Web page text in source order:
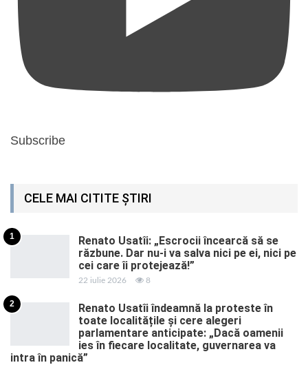
Subscribe
CELE MAI CITITE ȘTIRI
1
Renato Usatîi: „Escrocii încearcă să se
răzbune. Dar nu-i va salva nici pe ei, nici pe
cei care îi protejează!”
22 iulie 2026 8
2
Renato Usatîi îndeamnă la proteste în
toate localitățile și cere alegeri
parlamentare anticipate: „Dacă oamenii
ies în fiecare localitate, guvernarea va
intra în panică”